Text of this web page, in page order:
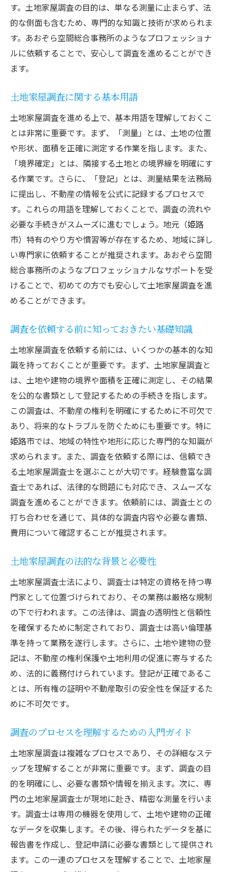
現地調査の流れと注意点
調査時に確認すべき周辺環境
現地調査における専門家の役割
現地調査後のフォローアップ方法
測量データの種類とその利用方法
高精度な測量データの取得方法
測量データの解析とその重要性
異なる測量技術の比較と選択基準
データ収集時のトラブル対策
測量データの管理と保存方法
詳細な図面作成手順とそのコツ
図面作成に必要な基本ツール
図面作成時の注意点とコツ
詳細な図面作成のためのポイント
専門ソフトを使った図面作成方法
図面の精度を高めるためのテクニック
登記申請に必要な書類とその準備
登記手続きの基本的な流れ
登記申請時の注意点とトラブル回避
専門家のサポートを受けるメリット
登記申請のスムーズな進め方
専門家による安心の土地家屋調査サポート
専門家選びのポイントと注意点
プロフェッショナルなサポートの内容
専門家に依頼する際の費用と相場
専門家と連携することで得られるメリット
無料相談の活用方法とその利点
姫路市での土地家屋調査を成功させるためのガ
調査を成功させるための準備と計画
調査時に押さえておくべきポイント
成功事例から学ぶ調査のコツ
調査後のフォローアップと次のステップ
失敗しないためのチェックリスト
す。土地家屋調査の目的は、単なる測量に止まらず、法
的な側面も含むため、専門的な知識と技術が求められま
す。あおぞら空間総合事務所のようなプロフェッショナ
ルに依頼することで、安心して調査を進めることができ
ます。
土地家屋調査に関する基本用語
土地家屋調査を進める上で、基本用語を理解しておくこ
とは非常に重要です。まず、「測量」とは、土地の位置
や形状、面積を正確に測定する作業を指します。また、
「境界確定」とは、隣接する土地との境界線を明確にす
る作業です。さらに、「登記」とは、測量結果を法務局
に提出し、不動産の情報を公式に記録するプロセスで
す。これらの用語を理解しておくことで、調査の流れや
必要な手続きがスムーズに進むでしょう。地元（姫路
市）特有のやり方や慣習等が存在するため、地域に詳し
い専門家に依頼することが推奨されます。あおぞら空間
総合事務所のようなプロフェッショナルなサポートを受
けることで、初めての方でも安心して土地家屋調査を進
めることができます。
調査を依頼する前に知っておきたい基礎知識
土地家屋調査を依頼する前には、いくつかの基本的な知
識を持っておくことが重要です。まず、土地家屋調査と
は、土地や建物の境界や面積を正確に測定し、その結果
を公的な書類として登記するための手続きを指します。
この調査は、不動産の権利を明確にするために不可欠で
あり、将来的なトラブルを防ぐためにも重要です。特に
姫路市では、地域の特性や地形に応じた専門的な知識が
求められます。また、調査を依頼する際には、信頼でき
る土地家屋調査士を選ぶことが大切です。経験豊富な調
査士であれば、法律的な問題にも対応でき、スムーズな
調査を進めることができます。依頼前には、調査士との
打ち合わせを通じて、具体的な調査内容や必要な書類、
費用について確認することが推奨されます。
土地家屋調査の法的な背景と必要性
土地家屋調査士法により、調査士は特定の資格を持つ専
門家として位置づけられており、その業務は厳格な規制
の下で行われます。この法律は、調査の透明性と信頼性
を確保するために制定されており、調査士は高い倫理基
準を持って業務を遂行します。さらに、土地や建物の登
記は、不動産の権利保護や土地利用の促進に寄与するた
め、法的に義務付けられています。登記が正確であるこ
とは、所有権の証明や不動産取引の安全性を保証するた
めに不可欠です。
調査のプロセスを理解するための入門ガイド
土地家屋調査は複雑なプロセスであり、その詳細なステ
ップを理解することが非常に重要です。まず、調査の目
的を明確にし、必要な書類や情報を揃えます。次に、専
門の土地家屋調査士が現地に赴き、精密な測量を行いま
す。調査士は専用の機器を使用して、土地や建物の正確
なデータを収集します。その後、得られたデータを基に
報告書を作成し、登記申請に必要な書類として提供され
ます。この一連のプロセスを理解することで、土地家屋